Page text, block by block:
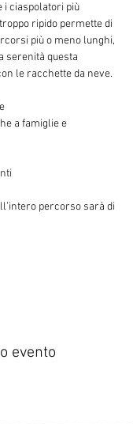
i ciaspolatori più
ripido permette di
più o meno lunghi,
serenità questa
le racchette da neve.
a famiglie e
percorso sarà di
evento